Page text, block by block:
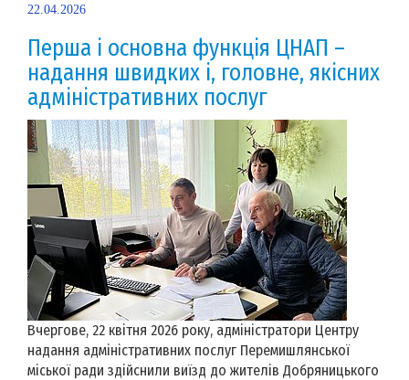
22.04.2026
Перша і основна функція ЦНАП –
надання швидких і, головне, якісних
адміністративних послуг
Вчергове, 22 квітня 2026 року, адміністратори Центру
надання адміністративних послуг Перемишлянської
міської ради здійснили виїзд до жителів Добряницького